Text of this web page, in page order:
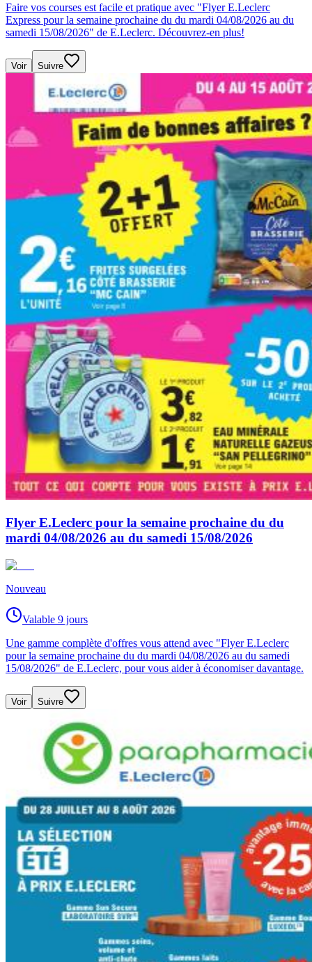
Faire vos courses est facile et pratique avec "Flyer E.Leclerc
Express pour la semaine prochaine du du mardi 04/08/2026 au du
samedi 15/08/2026" de E.Leclerc. Découvrez-en plus!
Voir Suivre
Flyer E.Leclerc pour la semaine prochaine du du
mardi 04/08/2026 au du samedi 15/08/2026
Nouveau
Valable 9 jours
Une gamme complète d'offres vous attend avec "Flyer E.Leclerc
pour la semaine prochaine du du mardi 04/08/2026 au du samedi
15/08/2026" de E.Leclerc, pour vous aider à économiser davantage.
Voir Suivre